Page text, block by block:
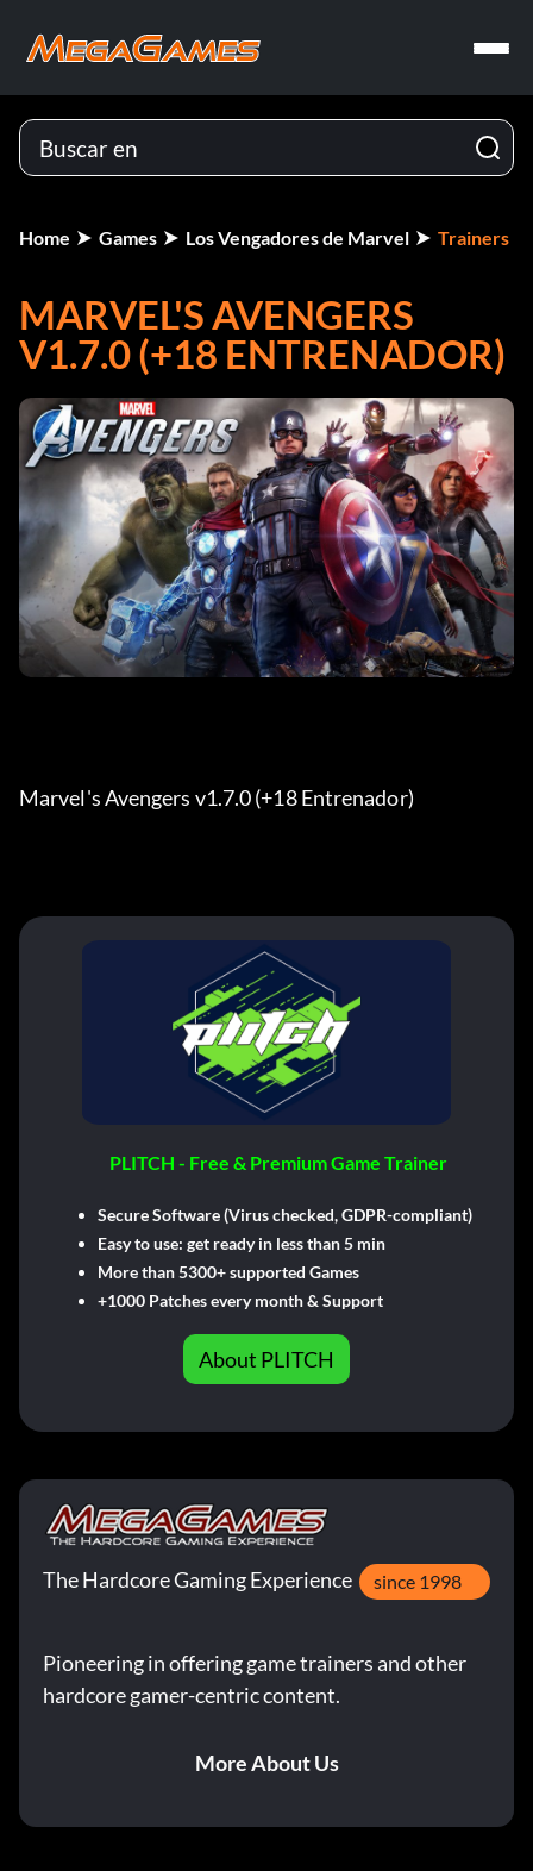
Home Games Los Vengadores de Marvel Trainers
MARVEL'S AVENGERS
V1.7.0 (+18 ENTRENADOR)
Marvel's Avengers v1.7.0 (+18 Entrenador)
PLITCH - Free & Premium Game Trainer
Secure Software (Virus checked, GDPR-compliant)
Easy to use: get ready in less than 5 min
More than 5300+ supported Games
+1000 Patches every month & Support
About PLITCH
The Hardcore Gaming Experience since 1998
Pioneering in offering game trainers and other
hardcore gamer-centric content.
More About Us